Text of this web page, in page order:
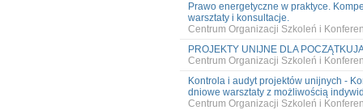
Prawo energetyczne w praktyce.
warsztaty i konsultacje.
Centrum Organizacji Szkoleń i
PROJEKTY UNIJNE DLA
Centrum Organizacji Szkoleń i
Kontrola i audyt projektów unijnych -
dniowe warsztaty z możliwością
Centrum Organizacji Szkoleń i